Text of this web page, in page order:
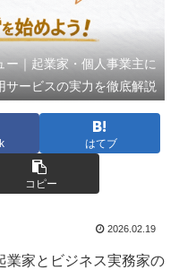
｜起業家・個人事業主に
ービスの実力を徹底解説
はてブ
コピー
2026.02.19
家とビジネス実務家の